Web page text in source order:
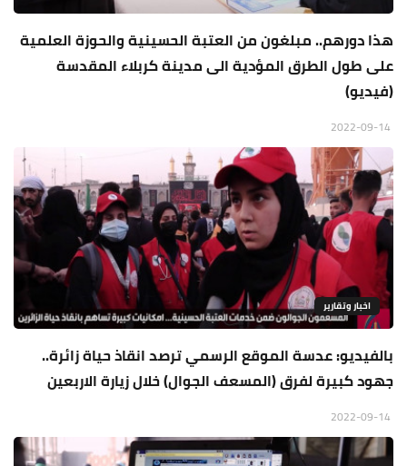
هذا دورهم.. مبلغون من العتبة الحسينية والحوزة العلمية
على طول الطرق المؤدية الى مدينة كربلاء المقدسة
(فيديو)
اخبار وتقارير
بالفيديو: عدسة الموقع الرسمي ترصد انقاذ حياة زائرة..
جهود كبيرة لفرق (المسعف الجوال) خلال زيارة الاربعين